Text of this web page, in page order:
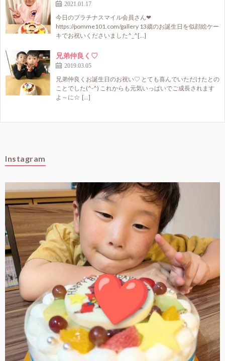
2021.01.17
今日のプラチナスマイル会員さん❤
https://pomme101.com/gallery 13歳のお誕生日を似顔絵ケー
キでお祝いくださいました^_^[…]
兄弟仲良く♡
2019.03.05
兄弟仲良くお誕生日のお祝い♡ とても喜んでいただけたとの
ことでした(^-^) これからも元気いっぱいでご成長されます
よ～に☆ […]
Instagram